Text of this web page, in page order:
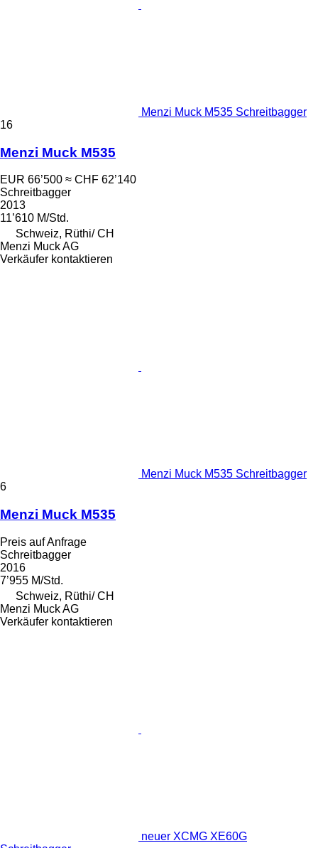
Menzi Muck M535 Schreitbagger
16
Menzi Muck M535
EUR 66’500 ≈ CHF 62’140
Schreitbagger
2013
11’610 M/Std.
Schweiz, Rüthi/ CH
Menzi Muck AG
Verkäufer kontaktieren
Menzi Muck M535 Schreitbagger
6
Menzi Muck M535
Preis auf Anfrage
Schreitbagger
2016
7’955 M/Std.
Schweiz, Rüthi/ CH
Menzi Muck AG
Verkäufer kontaktieren
neuer XCMG XE60G